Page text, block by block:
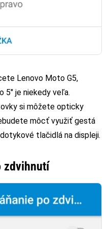
Lenovo Moto G5,
5″ je niekedy veľa.
si môžete opticky
môcť využiť gestá
tlačidlá na displeji.
zdvihnutí